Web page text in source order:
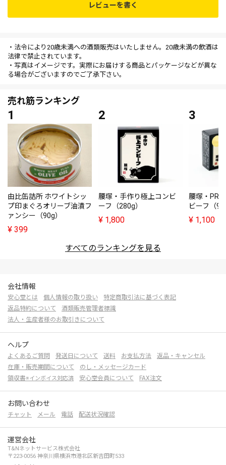
レビューを書く
・法令により20歳未満への酒類販売はいたしません。20歳未満の飲酒は
法律で禁止されています。
・写真はイメージです。実際にお届けする商品とパッケージなどが異な
る場合がございますのでご了承下さい。
売れ筋ランキング
由比缶詰所 ホワイトシッ
プ印まぐろオリーブ油漬フ
ァンシー（90g）
¥ 399
腰塚・手作り極上コンビ
ーフ（280g）
¥ 1,800
腰塚・
ビーフ（
¥ 1,100
すべてのランキングを見る
会社情報
安心堂とは 個人情報の取り扱い
特定商取引法に基づく表記
返品特約について
酒類販売管理者標識
法人・生産者様のお取引きについて
ヘルプ
よくあるご質問 発送日について 送料 お支払方法
返品・キャンセル
在庫・販売期間について
のし・メッセージカード
領収書※インボイス対応済 安心堂会員について FAX注文
お問い合わせ
チャット メール 電話 配送状況確認
運営会社
T&Nネットサービス株式会社
〒223-0056 神奈川県横浜市港北区新吉田町533